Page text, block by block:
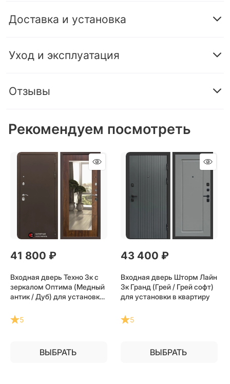
Доставка и установка
Уход и эксплуатация
Отзывы
Рекомендуем посмотреть
41 800 ₽
Входная дверь Техно 3к с
зеркалом Оптима (Медный
антик / Дуб) для установки
5
ВЫБРАТЬ
43 400 ₽
Входная дверь Шторм Лайн
3к Гранд (Грей / Грей софт)
для установки в квартиру
5
ВЫБРАТЬ